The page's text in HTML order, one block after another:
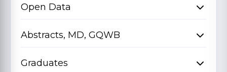
Open Data
Abstracts, MD, GQWB
Graduates